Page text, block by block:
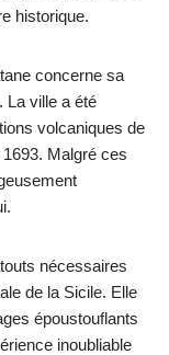
historique.
concerne sa
La ville a été
volcaniques de
Malgré ces
nécessaires
de la Sicile. Elle
époustouflants
inoubliable